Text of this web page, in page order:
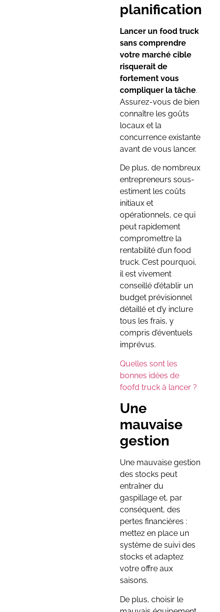
planification
Lancer un food truck
sans comprendre
votre marché cible
risquerait de
fortement vous
compliquer la tâche.
Assurez-vous de bien
connaître les goûts
locaux et la
concurrence existante
avant de vous lancer.
De plus, de nombreux
entrepreneurs sous-
estiment les coûts
initiaux et
opérationnels, ce qui
peut rapidement
compromettre la
rentabilité d’un food
truck. C’est pourquoi,
il est vivement
conseillé d’établir un
budget prévisionnel
détaillé et d’y inclure
tous les frais, y
compris d’éventuels
imprévus.
Quelles sont les
bonnes idées de
foofd truck à lancer ?
Une
mauvaise
gestion
Une mauvaise gestion
des stocks peut
entraîner du
gaspillage et, par
conséquent, des
pertes financières :
mettez en place un
système de suivi des
stocks et adaptez
votre offre aux
saisons.
De plus, choisir le